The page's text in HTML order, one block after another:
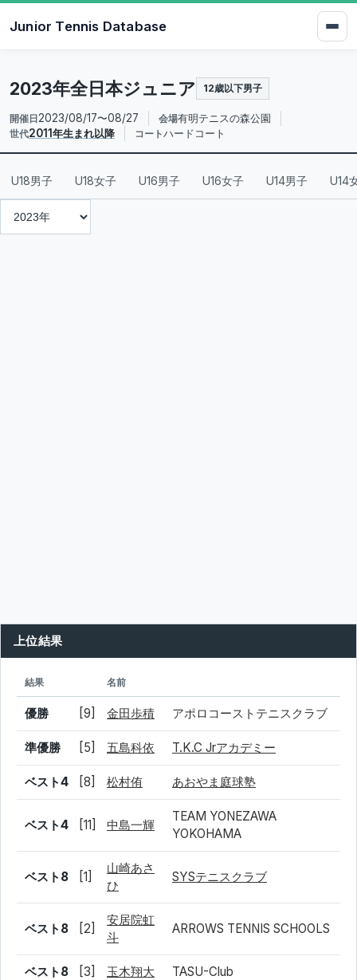
Junior Tennis Database
2023年全日本ジュニア 12歳以下男子
開催日 2023/08/17〜08/27 会場有明テニスの森公園
世代2011年生まれ以降 コートハードコート
U18男子 U18女子 U16男子 U16女子 U14男子 U14
上位結果
結果 名前
優勝 [9] 金田歩積 アポロコーストテニスクラブ
準優勝 [5] 五島科依 T.K.C Jrアカデミー
ベスト4 [8] 松村侑 あおやま庭球塾
ベスト4 [11] 中島一輝
TEAM YONEZAWA
YOKOHAMA
ベスト8 [1]
山崎あさ
ひ
SYSテニスクラブ
ベスト8 [2]
安居院虹
斗
ARROWS TENNIS SCHOOLS
ベスト8 [3] 玉木翔大 TASU-Club